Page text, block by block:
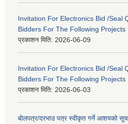
Invitation For Electronics Bid /Seal
Bidders For The Following Projects
प्रकाशन मिति: 2026-06-09
Invitation For Electronics Bid /Seal
Bidders For The Following Projects
प्रकाशन मिति: 2026-06-03
बोलपत्र/दरभाउ पत्र स्वीकृत गर्ने आशयको